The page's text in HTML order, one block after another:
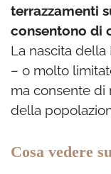
terrazzamenti
consentono di
La nascita
– o molto
ma consente di
della
Cosa vedere